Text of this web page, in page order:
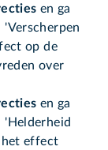
en ga
op de
over
en ga
'Helderheid
het effect